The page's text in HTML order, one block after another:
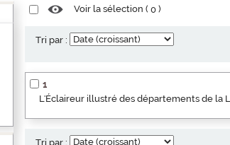
Voir la sélection (0 )
Tri par :
1
L'Éclaireur illustré des départements de la
Tri par :